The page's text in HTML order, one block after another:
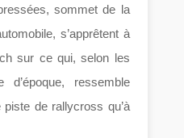
sommet de la
s’apprêtent à
sur ce qui, selon les
d’époque, ressemble
de rallycross qu’à